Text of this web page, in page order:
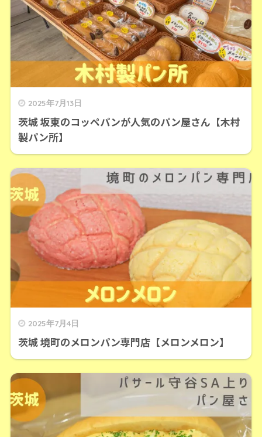
2025年7月13日
茨城 坂東のコッペパンが人気のパン屋さん【木村
製パン所】
2025年7月4日
茨城 境町のメロンパン専門店【メロンメロン】